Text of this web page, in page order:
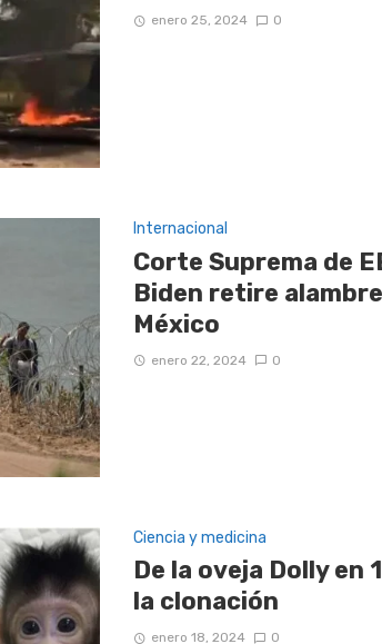
enero 25, 2024 0
Internacional
Corte Suprema de
Biden retire
México
enero 22, 2024 0
Ciencia y medicina
De la oveja Dolly en
la clonación
enero 18, 2024 0